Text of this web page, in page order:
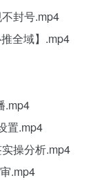
封号.mp4
全域】.mp4
.mp4
置.mp4
操分析.mp4
.mp4